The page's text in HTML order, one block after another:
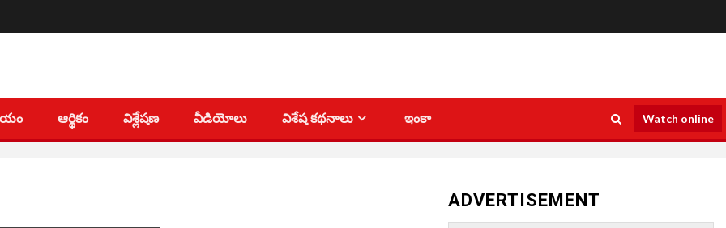
ఆర్థికం విశ్లేషణ వీడియోలు విశేష కథనాలు ఇంకా Watch online
ADVERTISEMENT